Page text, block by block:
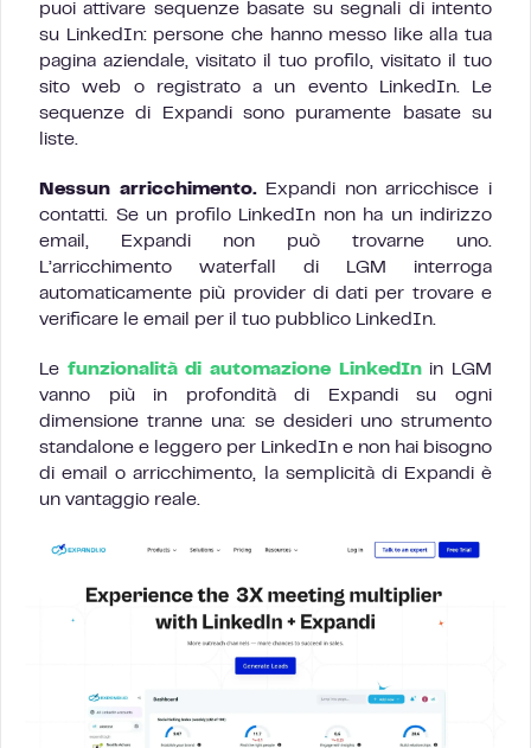
puoi attivare sequenze basate su segnali di intento
su LinkedIn: persone che hanno messo like alla tua
pagina aziendale, visitato il tuo profilo, visitato il tuo
sito web o registrato a un evento LinkedIn. Le
sequenze di Expandi sono puramente basate su
liste.
Nessun arricchimento.Expandi non arricchisce i
contatti. Se un profilo LinkedIn non ha un indirizzo
email, Expandi non può trovarne uno.
L’arricchimento waterfall di LGM interroga
automaticamente più provider di dati per trovare e
verificare le email per il tuo pubblico LinkedIn.
Le funzionalità di automazione LinkedInin LGM
vanno più in profondità di Expandi su ogni
dimensione tranne una: se desideri uno strumento
standalone e leggero per LinkedIn e non hai bisogno
di email o arricchimento, la semplicità di Expandi è
un vantaggio reale.